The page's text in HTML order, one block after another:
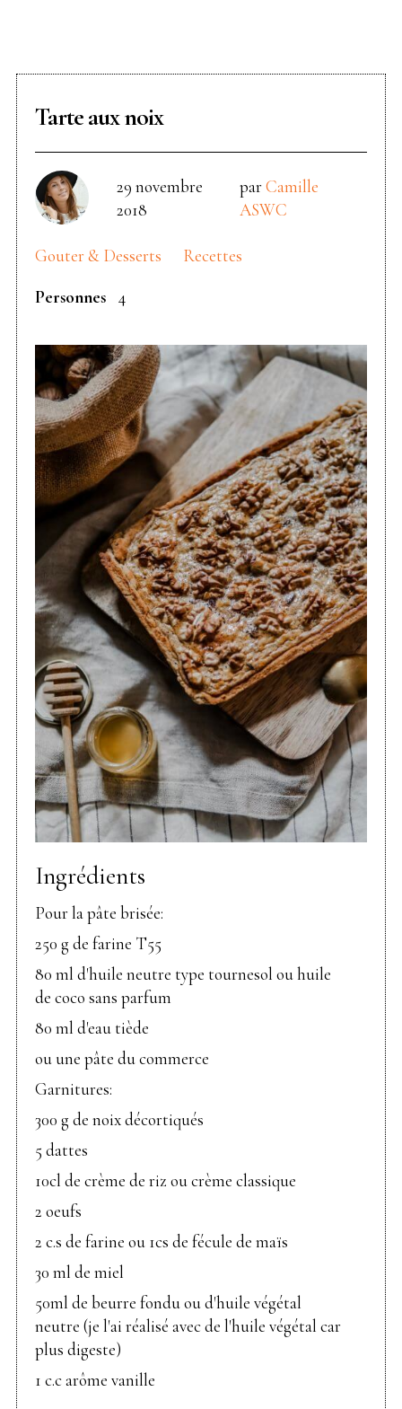
Tarte aux noix
29 novembre
2018
parCamille
ASWC
Gouter & Desserts
Recettes
Personnes
4
Ingrédients
Pour la pâte brisée:
250 g de farine T55
80 ml d'huile neutre type tournesol ou huile
de coco sans parfum
80 ml d'eau tiède
ou une pâte du commerce
Garnitures:
300 g de noix décortiqués
5 dattes
10cl de crème de riz ou crème classique
2 oeufs
2 c.s de farine ou 1cs de fécule de maïs
30 ml de miel
50ml de beurre fondu ou d'huile végétal
neutre (je l'ai réalisé avec de l'huile végétal car
plus digeste)
1 c.c arôme vanille